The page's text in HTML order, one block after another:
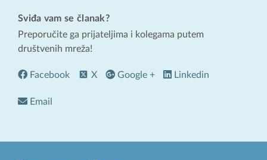
Sviđa vam se članak?
Preporučite ga prijateljima i kolegama putem
društvenih mreža!
Facebook X Google + Linkedin
Email